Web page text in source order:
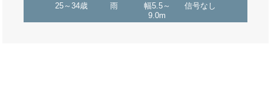
25～34歳 雨
幅5.5～
9.0m
信号なし